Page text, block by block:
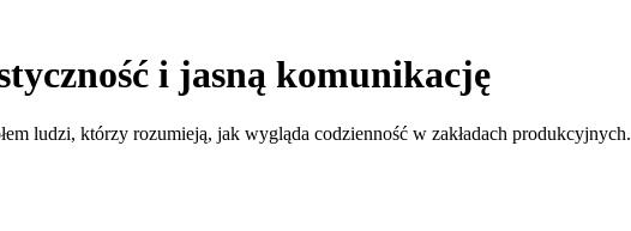
i jasną komunikację
ludzi, którzy rozumieją, jak wygląda codzienność w zakładach produkcyjnych.